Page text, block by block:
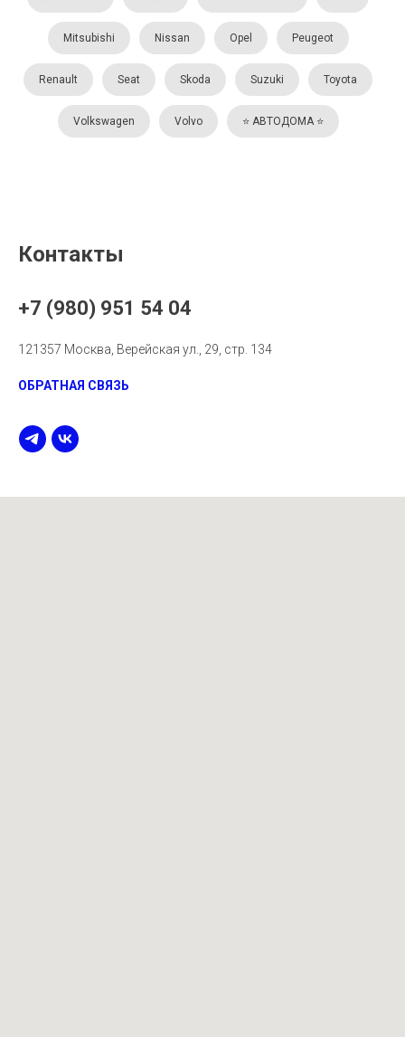
Mitsubishi Nissan Opel Peugeot
Renault Seat Skoda Suzuki Toyota
Volkswagen Volvo ⭐️ АВТОДОМА ⭐️
Контакты
+7 (980) 951 54 04
121357 Москва, Верейская ул., 29, стр. 134
ОБРАТНАЯ СВЯЗЬ